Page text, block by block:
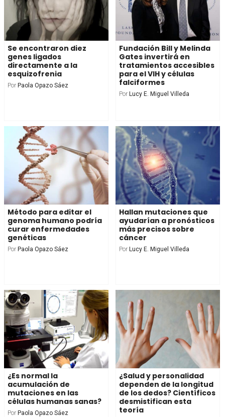
Se encontraron diez
genes ligados
directamente a la
esquizofrenia
Por Paola Opazo Sáez
Fundación Bill y Melinda
Gates invertirá en
tratamientos accesibles
para el VIH y células
falciformes
Por Lucy E. Miguel Villeda
Método para editar el
genoma humano podría
curar enfermedades
genéticas
Por Paola Opazo Sáez
Hallan mutaciones que
ayudarían a pronósticos
más precisos sobre
cáncer
Por Lucy E. Miguel Villeda
¿Es normal la
acumulación de
mutaciones en las
células humanas sanas?
Por Paola Opazo Sáez
¿Salud y personalidad
dependen de la longitud
de los dedos? Científicos
desmistifican esta
teoría